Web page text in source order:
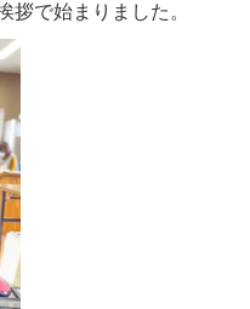
拶で始まりました。